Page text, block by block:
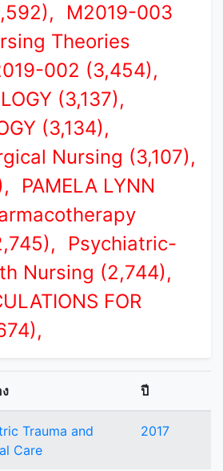
M2019-003
Theories
002 (3,454),
(3,137),
(3,134),
Nursing (3,107),
PAMELA LYNN
Psychiatric-
Nursing (2,744),
FOR
ปี
Trauma and
Care
2017